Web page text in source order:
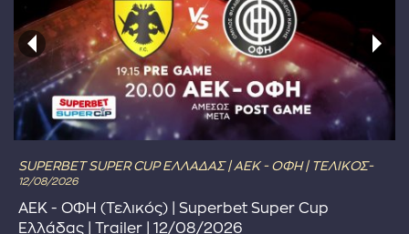
SUPERBET SUPER CUP ΕΛΛΑΔΑΣ | ΑΕΚ - ΟΦΗ | ΤΕΛΙΚΟΣ-
12/08/2026
ΑΕΚ - ΟΦΗ (Τελικός) | Superbet Super Cup
Ελλάδας | Trailer | 12/08/2026